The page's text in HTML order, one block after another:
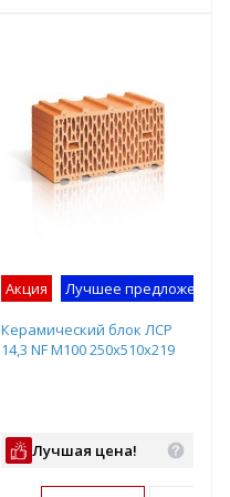
Акция Лучшее предложение
Керамический блок ЛСР
14,3 NF М100 250х510х219
Лучшая цена!